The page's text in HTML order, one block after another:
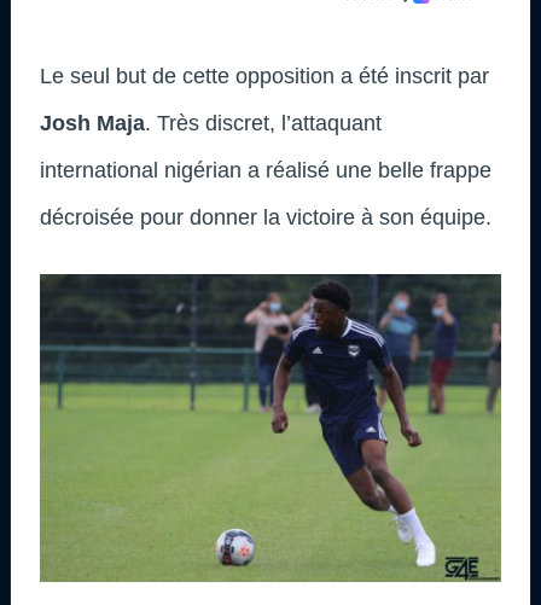
Le seul but de cette opposition a été inscrit par
Josh Maja. Très discret, l’attaquant
international nigérian a réalisé une belle frappe
décroisée pour donner la victoire à son équipe.